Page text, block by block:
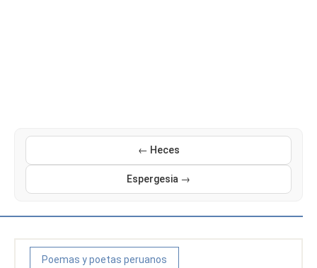
← Heces
Espergesia →
Poemas y poetas peruanos